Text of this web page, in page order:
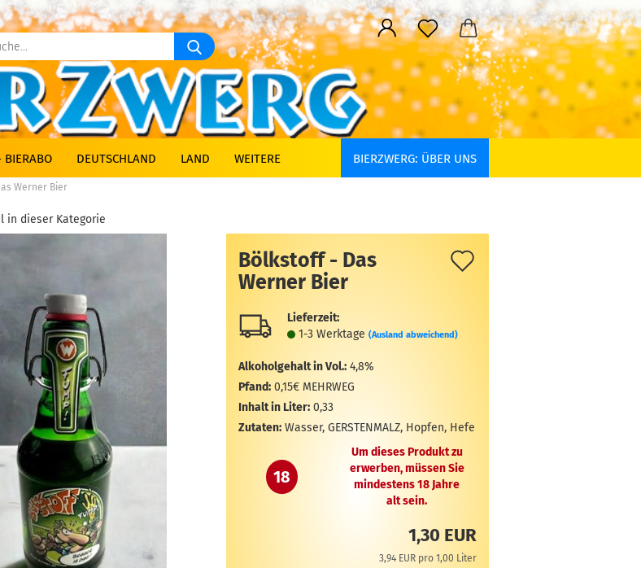
Suche...
BIERABO DEUTSCHLAND LAND BIERZWERG: ÜBER UNS
WEITERE
Werner Bier
in dieser Kategorie
Bölkstoff - Das
Werner Bier
Lieferzeit:
1-3 Werktage (Ausland abweichend)
Alkoholgehalt in Vol.: 4,8%
Pfand: 0,15€ MEHRWEG
Inhalt in Liter: 0,33
Zutaten: Wasser, GERSTENMALZ, Hopfen, Hefe
18
Um dieses Produkt zu
erwerben, müssen Sie
mindestens 18 Jahre
alt sein.
1,30 EUR
3,94 EUR pro 1,00 Liter